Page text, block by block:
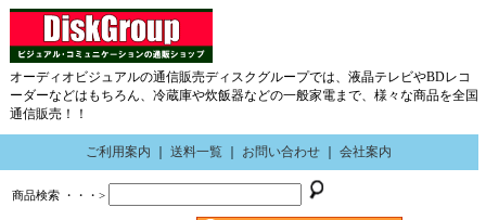
オーディオビジュアルの通信販売ディスクグループでは、液晶テレビやBDレコ
ーダーなどはもちろん、冷蔵庫や炊飯器などの一般家電まで、様々な商品を全国
通信販売！！
ご利用案内 送料一覧 お問い合わせ 会社案内
商品検索 ・・・>